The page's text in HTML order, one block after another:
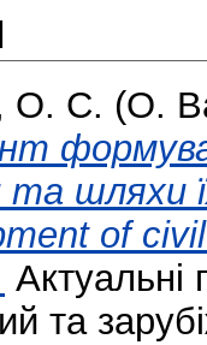
О. С. (O.
шляхи
of
Актуальні
та